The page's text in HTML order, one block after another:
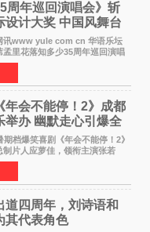
周年巡回演唱会》斩
设计大奖 中国风舞台
认可
www yule com cn 华语乐坛
孟里花落知多少35周年巡回演唱
唱会先后荣获美国MUSE
白金奖（Platinum Winner）、
年会不能停！2》成都
举办 幽默走心引爆全
档爆笑喜剧《年会不能停！2》
制片人应萝佳，领衔主演张若
演庄达菲，特别主演孙艺洲，
友情出演欧阳奋强出席成都路
离互
道四周年，刘诗语和
其代表角色